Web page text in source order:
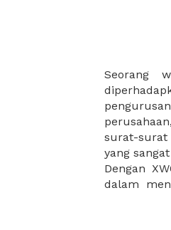
Seorang
surat-
yang
Dengan
dalam
paket jasa
Pelayanan
alamat
sehingga
hemat